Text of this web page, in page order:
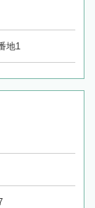
地1